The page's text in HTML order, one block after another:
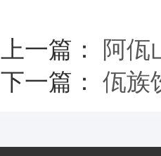
上一篇：
阿佤
下一篇： 佤族